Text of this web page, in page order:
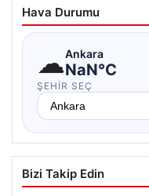
Hava Durumu
☁Ankara
NaN°C
ŞEHIR SEÇ
Bizi Takip Edin